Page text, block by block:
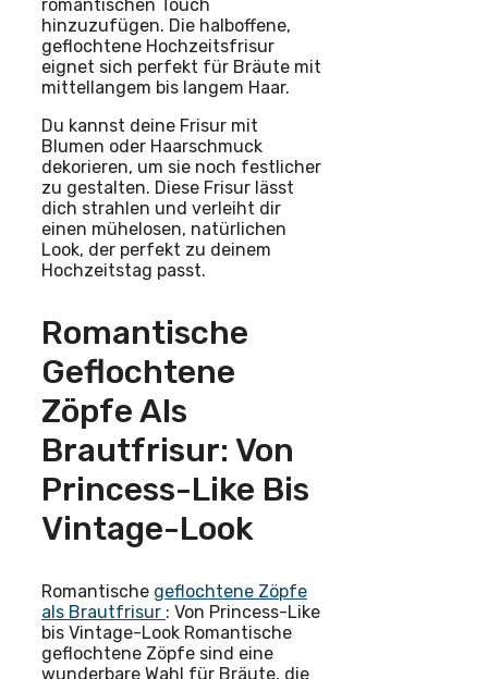
romantischen Touch
hinzuzufügen. Die halboffene,
geflochtene Hochzeitsfrisur
eignet sich perfekt für Bräute mit
mittellangem bis langem Haar.
Du kannst deine Frisur mit
Blumen oder Haarschmuck
dekorieren, um sie noch festlicher
zu gestalten. Diese Frisur lässt
dich strahlen und verleiht dir
einen mühelosen, natürlichen
Look, der perfekt zu deinem
Hochzeitstag passt.
Romantische
Geflochtene
Zöpfe Als
Brautfrisur: Von
Princess-Like Bis
Vintage-Look
Romantische geflochtene Zöpfe
als Brautfrisur : Von Princess-Like
bis Vintage-Look Romantische
geflochtene Zöpfe sind eine
wunderbare Wahl für Bräute, die